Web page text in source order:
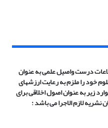
درست واصیل علمی به عنوان
خود را ملزم به رعایت ارزشهای
زیر به عنوان اصول اخلاقی برای
نشریه لازم الاجرا می باشد :